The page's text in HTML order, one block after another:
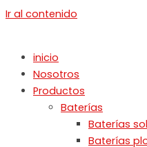
Ir al contenido
inicio
Nosotros
Productos
Baterías
Baterías
Baterías